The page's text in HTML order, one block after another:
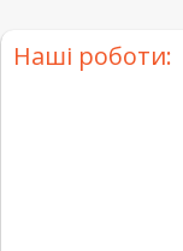
Наші роботи: